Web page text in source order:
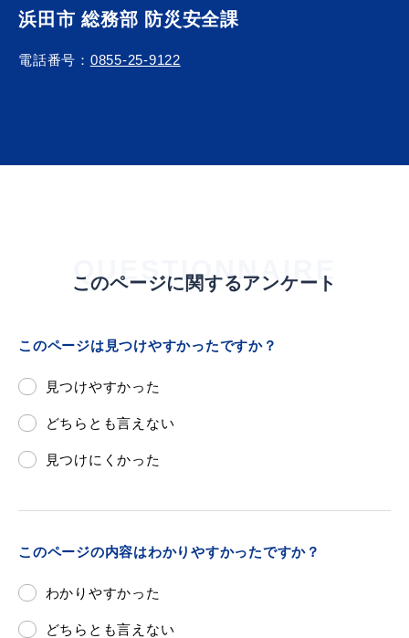
防災・防犯メール
ごみ分別早見表
目的別の
浜田市 総務部 防災安全課
電話番号： 0855-25-9122
QUESTIONNAIRE
このページに関するアンケート
このページは見つけやすかったですか？
見つけやすかった
どちらとも言えない
見つけにくかった
このページの内容はわかりやすかったですか？
わかりやすかった
どちらとも言えない